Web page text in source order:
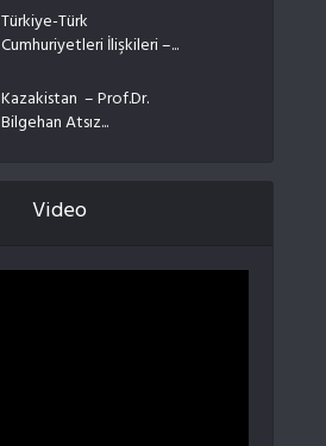
Türkiye-Türk
Cumhuriyetleri İlişkileri –...
Kazakistan – Prof.Dr.
Bilgehan Atsız...
Video